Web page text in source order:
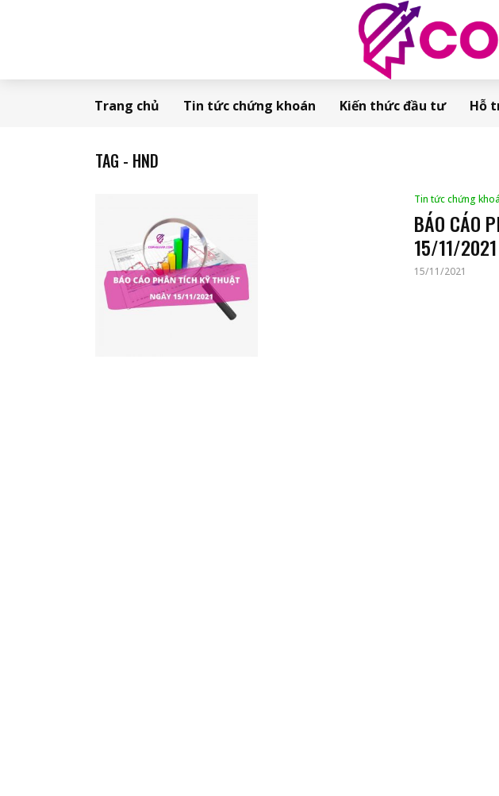
Trang chủ Tin tức chứng khoán Kiến thức đầu tư Hỗ
TAG - HND
Tin tức chứng
BÁO CÁO
15/11/2021
15/11/2021